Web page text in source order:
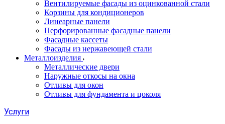
Вентилируемые фасады из оцинкованной стали
Корзины для кондиционеров
Линеарные панели
Перфорированные фасадные панели
Фасадные кассеты
Фасады из нержавеющей стали
Металлоизделия
Металлические двери
Наружные откосы на окна
Отливы для окон
Отливы для фундамента и цоколя
Услуги